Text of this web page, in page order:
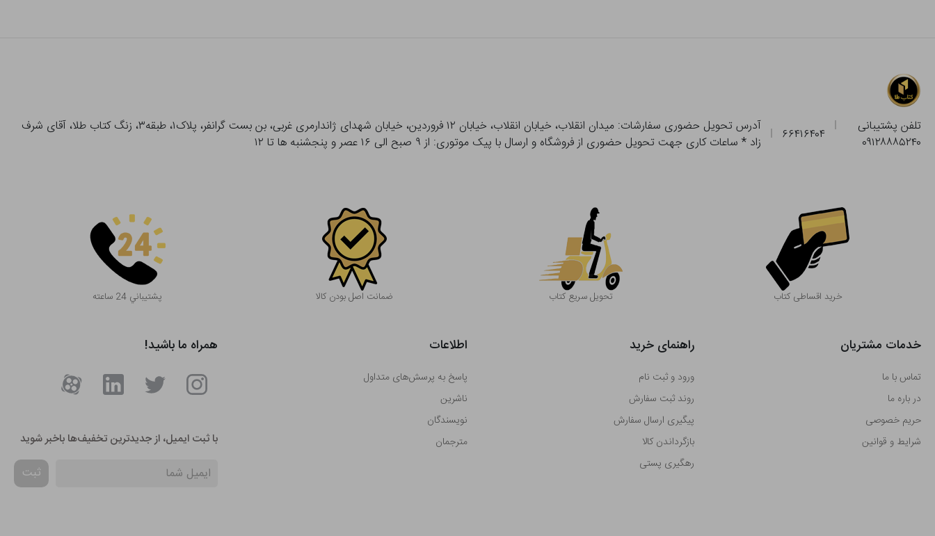
تلفن پشتیبانی
۰۹۱۲۸۸۸۵۲۴۰
۶۶۴۱۶۴۰۴
آدرس تحویل حضوری سفارشات: میدان انقلاب، خیابان انقلاب، خیابان ۱۲ فروردین، خیابان شهدای ژاندارمری غربی، بن بست گرانفر، پلاک۱، طبقه۳، زنگ کتاب طلا، آقای شرف
زاد * ساعات کاری جهت تحویل حضوری از فروشگاه و ارسال با پیک موتوری: از ۹ صبح الی ۱۶ عصر و پنجشنبه ها تا ۱۲
خرید اقساطی کتاب تحویل سریع کتاب
بصورت حضوری از آدرس تحویل حضوری سفارش خود را بدون هیچ هزینه ای تحویل بگیرید.
ضمانت اصل بودن کالا پشتيباني 24 ساعته
خدمات مشتریان
تماس با ما
در باره ما
حریم خصوصی
شرایط و قوانین
راهنمای خرید
ورود و ثبت نام
روند ثبت سفارش
پیگیری ارسال سفارش
بازگرداندن کالا
رهگیری پستی
اطلاعات
پاسخ به پرسش‌های متداول
ناشرین
نویسندگان
مترجمان
همراه ما باشید!
با ثبت ایمیل، از جدید‌ترین تخفیف‌ها با‌خبر شوید
ثبت